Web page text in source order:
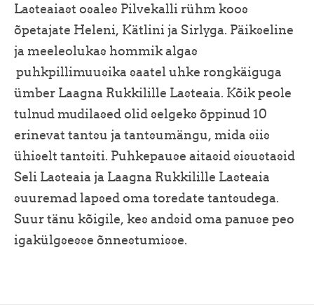
Lasteaiast osales Pilvekalli rühm koos
õpetajate Heleni, Kätlini ja Sirlyga. Päikseline
ja meeleolukas hommik algas
puhkpillimuusika saatel uhke rongkäiguga
ümber Laagna Rukkilille Lasteaia. Kõik peole
tulnud mudilased olid selgeks õppinud 10
erinevat tantsu ja tantsumängu, mida siis
ühiselt tantsiti. Puhkepause aitasid sisustasid
Seli Lasteaia ja Laagna Rukkilille Lasteaia
suuremad lapsed oma toredate tantsudega.
Suur tänu kõigile, kes andsid oma panuse peo
igakülgsesse õnnestumisse.